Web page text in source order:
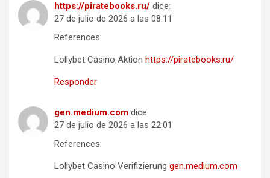
https://piratebooks.ru/ dice:
27 de julio de 2026 a las 08:11
References:
Lollybet Casino Aktion https://piratebooks.ru/
Responder
gen.medium.com dice:
27 de julio de 2026 a las 22:01
References:
Lollybet Casino Verifizierung gen.medium.com